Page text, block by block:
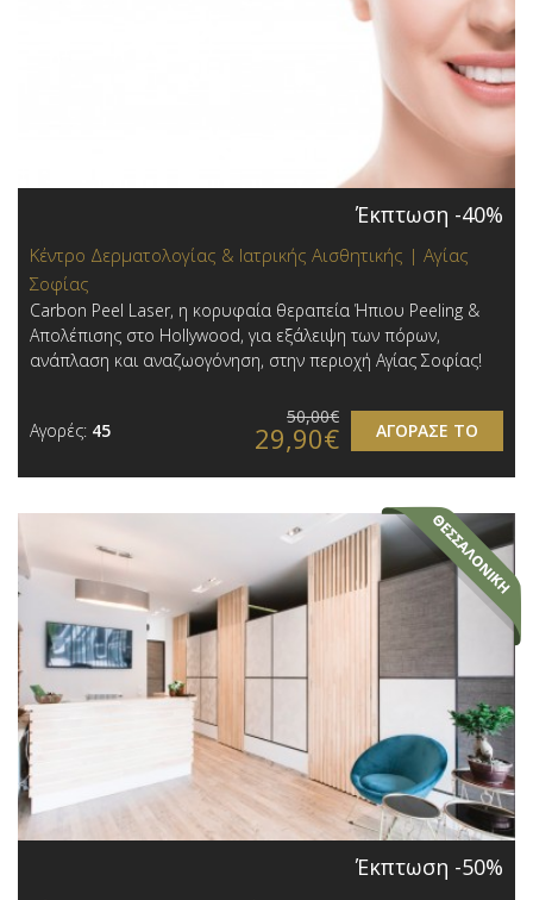
Έκπτωση -40%
Κέντρο Δερματολογίας & Ιατρικής Αισθητικής | Αγίας
Σοφίας
Carbon Peel Laser, η κορυφαία θεραπεία Ήπιου Peeling &
Απολέπισης στο Hollywood, για εξάλειψη των πόρων,
ανάπλαση και αναζωογόνηση, στην περιοχή Αγίας Σοφίας!
Αγορές: 45 ΑΓΟΡΑΣΕ ΤΟ
50,00€
29,90€
Έκπτωση -50%